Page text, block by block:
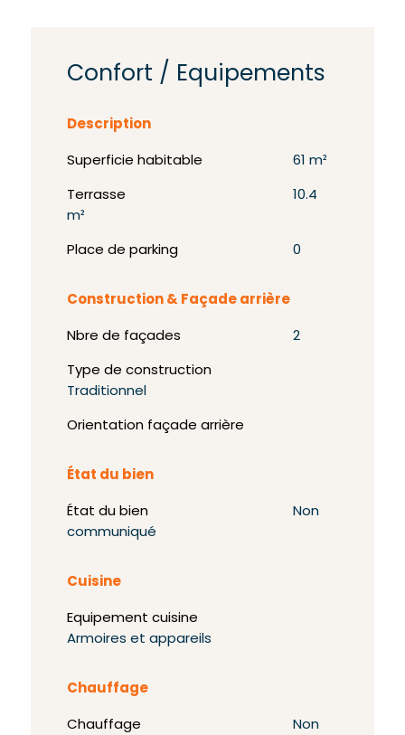
Confort / Equipements
Description
Superficie habitable 61 m²
Terrasse
10.4
m²
Place de parking 0
Construction & Façade arrière
Nbre de façades 2
Type de construction
Traditionnel
Orientation façade arrière
État du bien
État du bien
Non
communiqué
Cuisine
Equipement cuisine
Armoires et appareils
Chauffage
Chauffage Non